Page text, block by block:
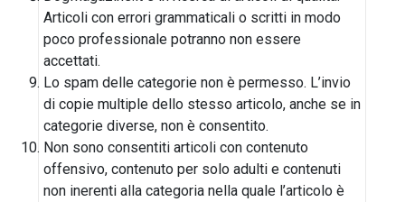
Articoli con errori grammaticali o scritti in modo
poco professionale potranno non essere
accettati.
Lo spam delle categorie non è permesso. L’invio
di copie multiple dello stesso articolo, anche se in
categorie diverse, non è consentito.
Non sono consentiti articoli con contenuto
offensivo, contenuto per solo adulti e contenuti
non inerenti alla categoria nella quale l’articolo è